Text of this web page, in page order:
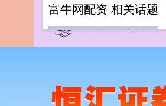
富牛网配资 相关话题